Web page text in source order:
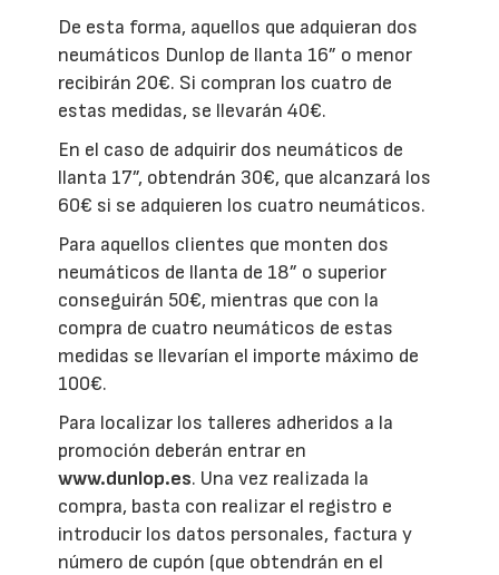
De esta forma, aquellos que adquieran dos
neumáticos Dunlop de llanta 16” o menor
recibirán 20€. Si compran los cuatro de
estas medidas, se llevarán 40€.
En el caso de adquirir dos neumáticos de
llanta 17”, obtendrán 30€, que alcanzará los
60€ si se adquieren los cuatro neumáticos.
Para aquellos clientes que monten dos
neumáticos de llanta de 18” o superior
conseguirán 50€, mientras que con la
compra de cuatro neumáticos de estas
medidas se llevarían el importe máximo de
100€.
Para localizar los talleres adheridos a la
promoción deberán entrar en
www.dunlop.es. Una vez realizada la
compra, basta con realizar el registro e
introducir los datos personales, factura y
número de cupón (que obtendrán en el